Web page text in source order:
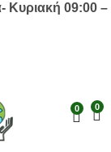
Κυριακή 09:00 –
0
0